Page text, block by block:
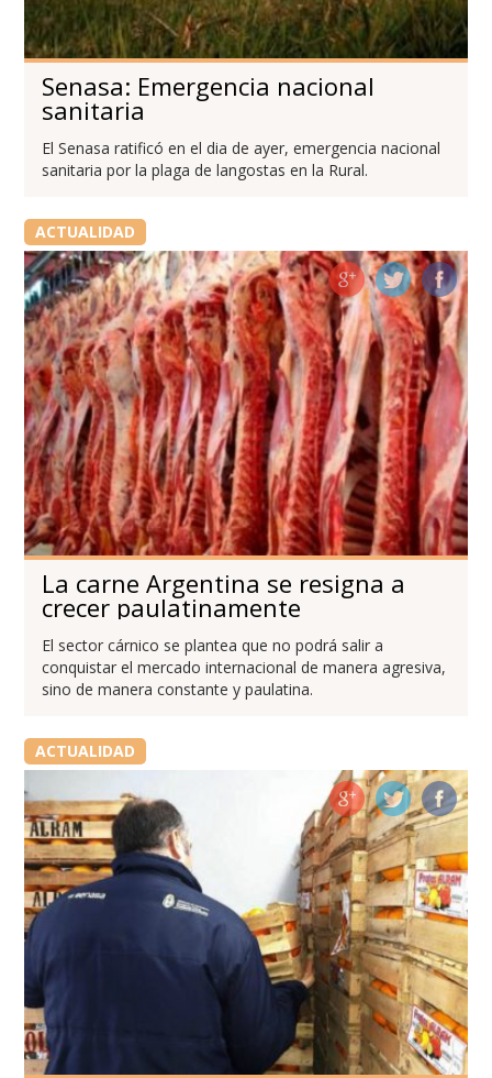
Senasa: Emergencia nacional
sanitaria
El Senasa ratificó en el dia de ayer, emergencia nacional
sanitaria por la plaga de langostas en la Rural.
ACTUALIDAD
La carne Argentina se resigna a
crecer paulatinamente
El sector cárnico se plantea que no podrá salir a
conquistar el mercado internacional de manera agresiva,
sino de manera constante y paulatina.
ACTUALIDAD